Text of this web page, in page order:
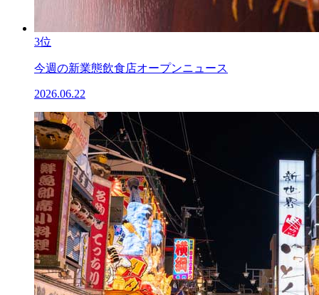
3位
今週の新業態飲食店オープンニュース
2026.06.22